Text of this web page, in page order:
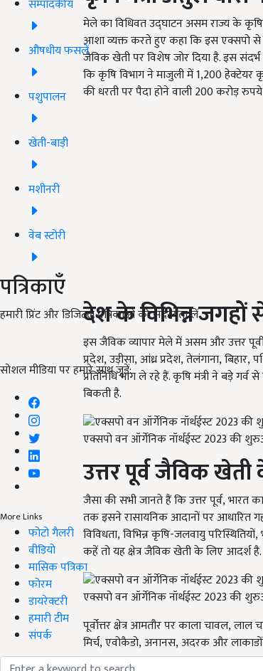
सम्पादकीय
औषधीय फसलें
पशुपालन
खेती-बाड़ी
मशीनरी
वेब स्टोरी
पत्रिकाएँ
हमारी प्रिंट और डिजिटल पत्रिकाओं की सदस्यता लें
सोशल मीडिया पर हमारे साथ जुड़ें:
More Links
फोटो गैलरी
वीडियो
मासिक पत्रिका
फोरम
डायरेक्टरी
हमारी टीम
संपर्क
मेले का विधिवत उद्घाटन असम राज्य के कृषि
आशा व्यक्त करते हुए कहा कि इस एक्सपो से
जैविक खेती पर विशेष जोर दिया है. इस
कि कृषि विभाग ने माजुली में 1,200
की धरती पर पैदा होने वाली 200 करोड़
देश के विभिन्न जगहों
इस जैविक व्यापार मेले में असम और उत्तर
प्रदेश,उड़ीसा,आंध्र प्रदेश,तेलंगाना,बिहार,
प्रतिनिधि भाग ले रहे हैं. कृषि मंत्री ने बड़े
बिकती है.
एक्सपो वन ऑर्गेनिक नॉर्थईस्ट 2023 की
उत्तर पूर्व जैविक
जैसा की सभी जानते हैं कि उत्तर पूर्व,भारत
तक इसने रासायनिक आदानों पर आधारित
विविधता,विभिन्न कृषि-जलवायु परिस्थितियों,
कहें तो यह क्षेत्र जैविक खेती के लिए आदर्श है.
एक्सपो वन ऑर्गेनिक नॉर्थईस्ट 2023 की
पूर्वोत्तर क्षेत्र आमतौर पर काला चावल,लाल
मिर्च,एवोकैडो,अनानस,अदरक और